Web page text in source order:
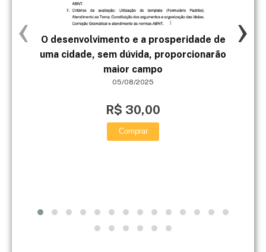
O desenvolvimento e a prosperidade de
uma cidade, sem dúvida, proporcionarão
maior campo
05/08/2025
R$ 30,00
Comprar
‹ ›